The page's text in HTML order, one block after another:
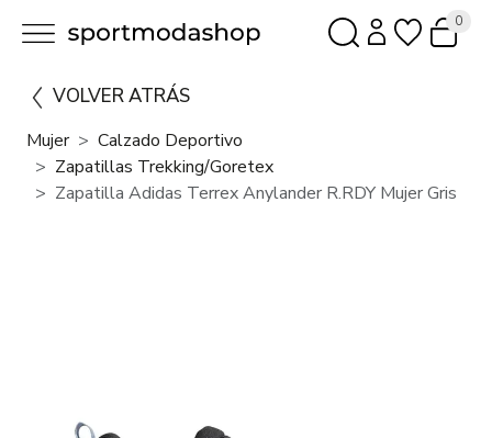
0
VOLVER ATRÁS
Mujer
Calzado Deportivo
Zapatillas Trekking/goretex
Zapatilla Adidas Terrex Anylander R.RDY Mujer Gris